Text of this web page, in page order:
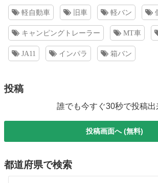
軽自動車 旧車 軽バン
キャンピングトレーラー MT車
JA11 インパラ 箱バン
投稿
誰でも今すぐ30秒で投稿出
投稿画面へ (無料)
都道府県で検索